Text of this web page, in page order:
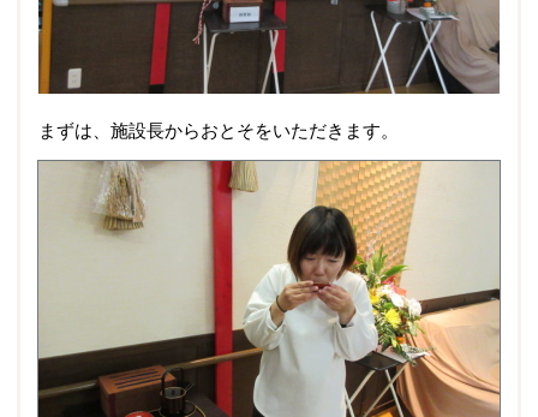
まずは、施設長からおとそをいただきます。